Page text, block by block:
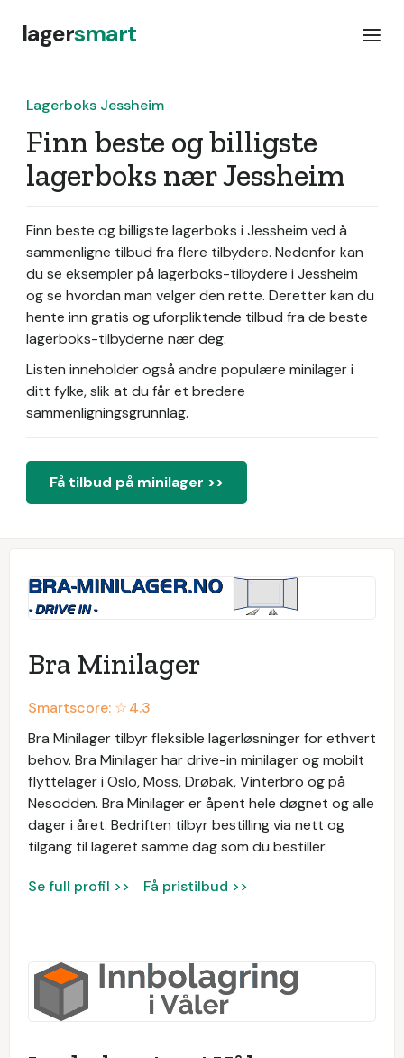
lagersmart
Lagerboks Jessheim
Finn beste og billigste
lagerboks nær Jessheim
Finn beste og billigste lagerboks i Jessheim ved å
sammenligne tilbud fra flere tilbydere. Nedenfor kan
du se eksempler på lagerboks-tilbydere i Jessheim
og se hvordan man velger den rette. Deretter kan du
hente inn gratis og uforpliktende tilbud fra de beste
lagerboks-tilbyderne nær deg.
Listen inneholder også andre populære minilager i
ditt fylke, slik at du får et bredere
sammenligningsgrunnlag.
Få tilbud på minilager >>
Bra Minilager
Smartscore: ☆4.3
Bra Minilager tilbyr fleksible lagerløsninger for ethvert
behov. Bra Minilager har drive-in minilager og mobilt
flyttelager i Oslo, Moss, Drøbak, Vinterbro og på
Nesodden. Bra Minilager er åpent hele døgnet og alle
dager i året. Bedriften tilbyr bestilling via nett og
tilgang til lageret samme dag som du bestiller.
Se full profil >> Få pristilbud >>